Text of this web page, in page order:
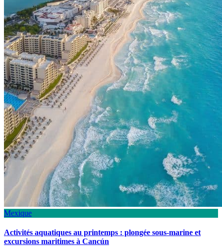
Mexique
Activités aquatiques au printemps : plongée sous-marine et
excursions maritimes à Cancún